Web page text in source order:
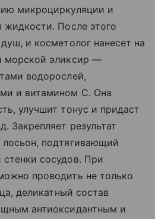
микроциркуляции и
жидкости. После этого
и косметолог нанесет на
морской эликсир —
водорослей,
и витамином С. Она
улучшит тонус и придаст
Закрепляет результат
подтягивающий
сосудов. При
проводить не только
деликатный состав
антиоксидантным и